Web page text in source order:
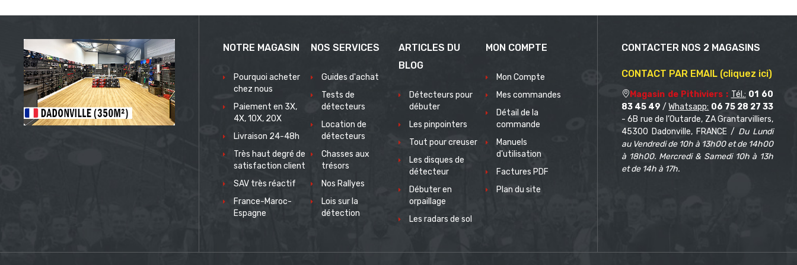
CONTACTER NOS 2 MAGASINS
CONTACT PAR EMAIL (cliquez ici)
Magasin de Pithiviers : Tél.: 01 60
83 45 49 /Whatsapp: 06 75 28 27 33
- 6B rue de l’Outarde, ZA Grantarvilliers,
45300 Dadonville, FRANCE / Du Lundi
au Vendredi de 10h à 13h00 et de 14h00
à 18h00. Mercredi & Samedi 10h à 13h
et de 14h à 17h.
NOTRE MAGASIN
Pourquoi acheter
chez nous
Paiement en 3X,
4X, 10X, 20X
Livraison 24-48h
Très haut degré de
satisfaction client
SAV très réactif
France-Maroc-
Espagne
NOS SERVICES
Guides d'achat
Tests de
détecteurs
Location de
détecteurs
Chasses aux
trésors
Nos Rallyes
Lois sur la
détection
ARTICLES DU
BLOG
Détecteurs pour
débuter
Les pinpointers
Tout pour creuser
Les disques de
détecteur
Débuter en
orpaillage
Les radars de sol
MON COMPTE
Mon Compte
Mes commandes
Détail de la
commande
Manuels
d'utilisation
Factures PDF
Plan du site